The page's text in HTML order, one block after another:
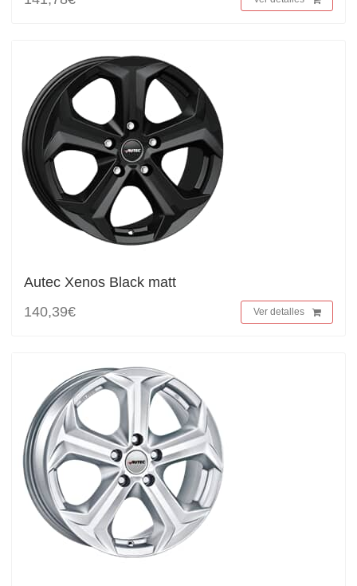
Autec Xenos Black matt
140,39€
Ver detalles